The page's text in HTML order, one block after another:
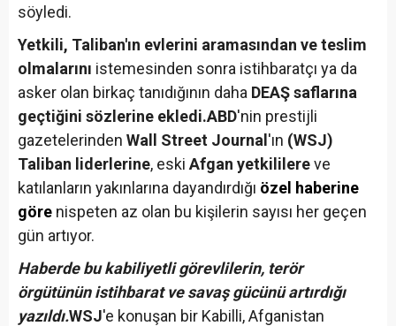
söyledi.
Yetkili, Taliban'ın evlerini aramasından ve teslim
olmalarını istemesinden sonra istihbaratçı ya da
asker olan birkaç tanıdığının daha DEAŞ saflarına
geçtiğini sözlerine ekledi.ABD'nin prestijli
gazetelerinden Wall Street Journal'ın (WSJ)
Taliban liderlerine, eski Afgan yetkililereve
katılanların yakınlarına dayandırdığı özel haberine
göre nispeten az olan bu kişilerin sayısı her geçen
gün artıyor.
Haberde bu kabiliyetli görevlilerin, terör
örgütünün istihbarat ve savaş gücünü artırdığı
yazıldı.WSJ'e konuşan bir Kabilli, Afganistan